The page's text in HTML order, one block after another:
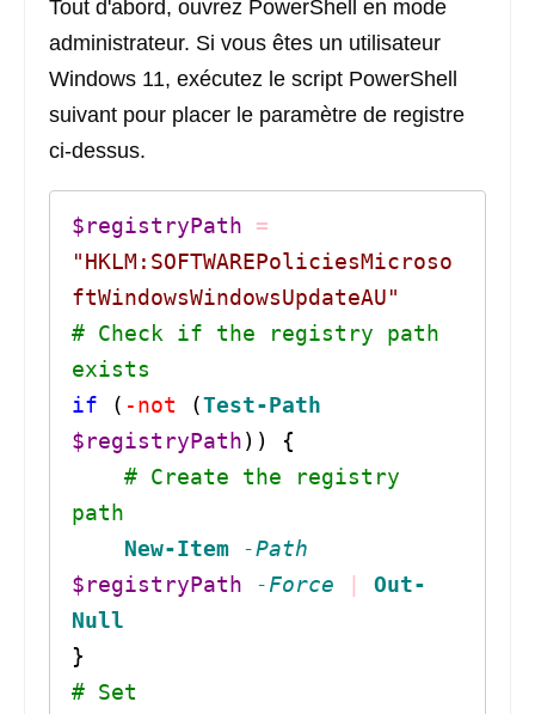
Tout d'abord, ouvrez PowerShell en mode
administrateur. Si vous êtes un utilisateur
Windows 11, exécutez le script PowerShell
suivant pour placer le paramètre de registre
ci-dessus.
$registryPath
=
"HKLM:SOFTWAREPoliciesMicroso
ftWindowsWindowsUpdateAU"
# Check if the registry path
exists
if
( -not (Test-Path
$registryPath) )
{
# Create the registry
path
New-Item
-Path
$registryPath
-Force
Out-
Null
}
# Set